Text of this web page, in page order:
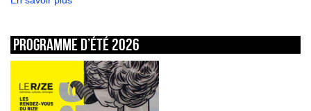
Programme d’été 2026